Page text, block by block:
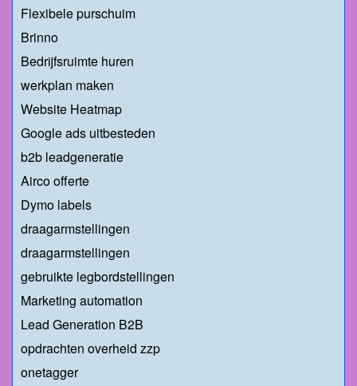
Flexibele purschuim
Brinno
Bedrijfsruimte huren
werkplan maken
Website Heatmap
Google ads uitbesteden
b2b leadgeneratie
Airco offerte
Dymo labels
draagarmstellingen
draagarmstellingen
gebruikte legbordstellingen
Marketing automation
Lead Generation B2B
opdrachten overheid zzp
onetagger